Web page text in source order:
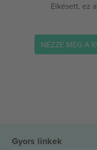
Elkésett, ez
NÉZZE MEG A
Gyors linkek